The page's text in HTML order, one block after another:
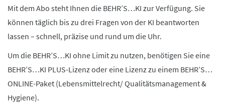
Mit dem Abo steht Ihnen die BEHR’S…KI zur Verfügung. Sie
können täglich bis zu drei Fragen von der KI beantworten
lassen – schnell, präzise und rund um die Uhr.
Um die BEHR’S…KI ohne Limit zu nutzen, benötigen Sie eine
BEHR’S…KI PLUS-Lizenz oder eine Lizenz zu einem BEHR’S…
ONLINE-Paket (Lebensmittelrecht/ Qualitätsmanagement &
Hygiene).